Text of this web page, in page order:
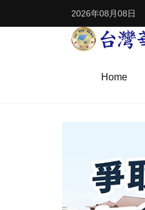
2026年08月08日
Home